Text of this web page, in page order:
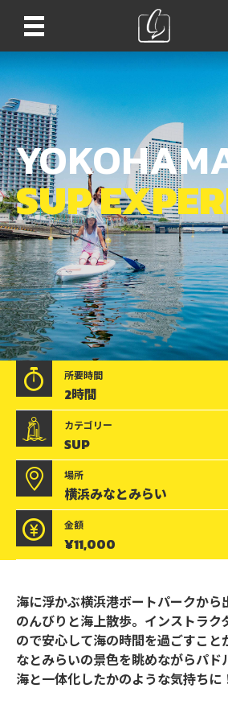
Menu
SUP
所要時間
2時間
カテゴリー
SUP
場所
横浜みなとみらい
金額
¥11,000
横
浜
み
な
海に浮かぶ横浜港ボートパークから
のんびりと海上散歩。インストラク
ので安心して海の時間を過ごすこと
なとみらいの景色を眺めながらパド
海と一体化したかのような気持ちに